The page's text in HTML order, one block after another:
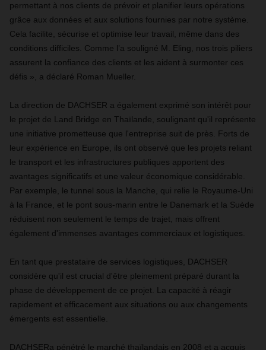
permettant à nos clients de prévoir et planifier leurs opérations
grâce aux données et aux solutions fournies par notre système.
Cela facilite, sécurise et optimise leur travail, même dans des
conditions difficiles. Comme l’a souligné M. Eling, nos trois piliers
assurent la confiance des clients et les aident à surmonter ces
défis », a déclaré Roman Mueller.
La direction de DACHSER a également exprimé son intérêt pour
le projet de Land Bridge en Thaïlande, soulignant qu'il représente
une initiative prometteuse que l'entreprise suit de près. Forts de
leur expérience en Europe, ils ont observé que les projets reliant
le transport et les infrastructures publiques apportent des
avantages significatifs et une valeur économique considérable.
Par exemple, le tunnel sous la Manche, qui relie le Royaume-Uni
à la France, et le pont sous-marin entre le Danemark et la Suède
réduisent non seulement le temps de trajet, mais offrent
également d'immenses avantages commerciaux et logistiques.
En tant que prestataire de services logistiques, DACHSER
considère qu'il est crucial d'être pleinement préparé durant la
phase de développement de ce projet. La capacité à réagir
rapidement et efficacement aux situations ou aux changements
émergents est essentielle.
DACHSERa pénétré le marché thaïlandais en 2008 et a acquis